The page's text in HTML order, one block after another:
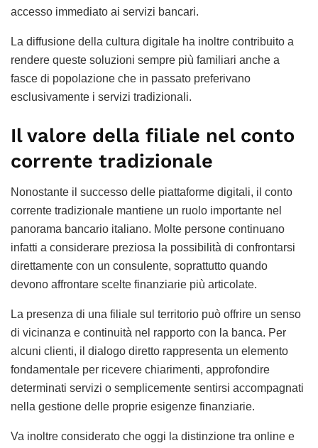
accesso immediato ai servizi bancari.
La diffusione della cultura digitale ha inoltre contribuito a
rendere queste soluzioni sempre più familiari anche a
fasce di popolazione che in passato preferivano
esclusivamente i servizi tradizionali.
Il valore della filiale nel conto
corrente tradizionale
Nonostante il successo delle piattaforme digitali, il conto
corrente tradizionale mantiene un ruolo importante nel
panorama bancario italiano. Molte persone continuano
infatti a considerare preziosa la possibilità di confrontarsi
direttamente con un consulente, soprattutto quando
devono affrontare scelte finanziarie più articolate.
La presenza di una filiale sul territorio può offrire un senso
di vicinanza e continuità nel rapporto con la banca. Per
alcuni clienti, il dialogo diretto rappresenta un elemento
fondamentale per ricevere chiarimenti, approfondire
determinati servizi o semplicemente sentirsi accompagnati
nella gestione delle proprie esigenze finanziarie.
Va inoltre considerato che oggi la distinzione tra online e